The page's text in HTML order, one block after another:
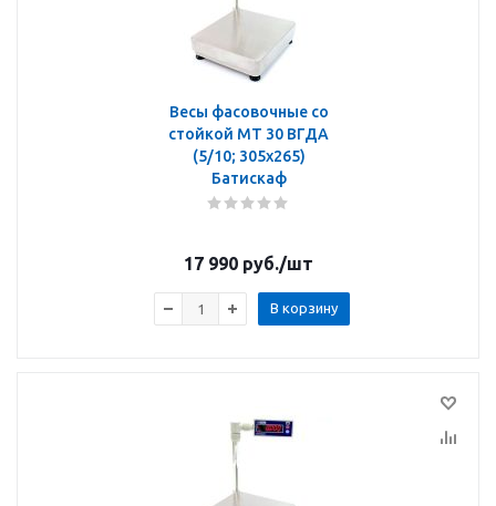
Весы фасовочные со
стойкой МТ 30 ВГДА
(5/10; 305х265)
Батискаф
17 990 руб./шт
В корзину